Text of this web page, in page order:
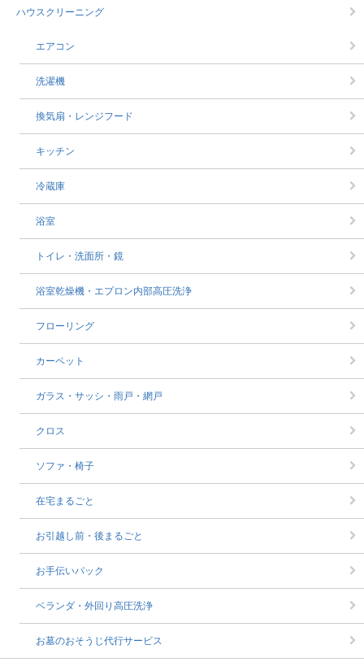
ハウスクリーニング
エアコン
洗濯機
換気扇・レンジフード
キッチン
冷蔵庫
浴室
トイレ・洗面所・鏡
浴室乾燥機・エプロン内部高圧洗浄
フローリング
カーペット
ガラス・サッシ・雨戸・網戸
クロス
ソファ・椅子
在宅まるごと
お引越し前・後まるごと
お手伝いパック
ベランダ・外回り高圧洗浄
お墓のおそうじ代行サービス